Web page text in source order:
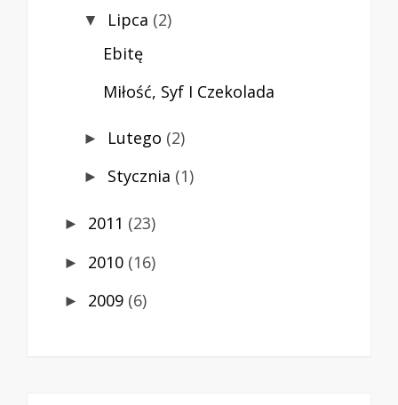
▼ Lipca (2)
Ebitę
Miłość, Syf I Czekolada
► Lutego (2)
► Stycznia (1)
► 2011 (23)
► 2010 (16)
► 2009 (6)